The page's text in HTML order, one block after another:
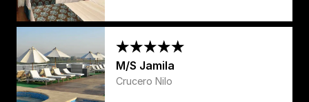
M/S Jamila
Crucero Nilo